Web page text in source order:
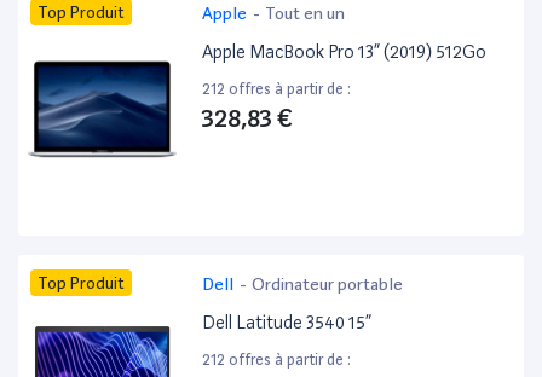
Top Produit Apple - Tout en un
Apple MacBook Pro 13” (2019) 512Go
212 offres à partir de :
328,83 €
Top Produit Dell - Ordinateur portable
Dell Latitude 3540 15”
212 offres à partir de :